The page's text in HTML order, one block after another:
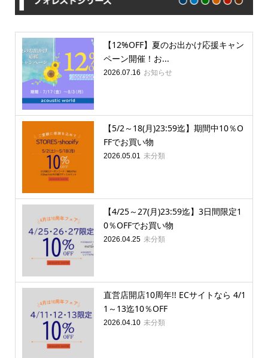
【12%OFF】夏のお出かけ応援キャン
ペーン開催！お...
2026.07.16 お知らせ
【5/2～18(月)23:59迄】期間中10％O
FFでお買い物
2026.05.01 未分類
【4/25～27(月)23:59迄】3日間限定1
0％OFFでお買い物
2026.04.25 未分類
直営店開店10周年!! ECサイトなら 4/1
1～13迄10％OFF
2026.04.10 未分類